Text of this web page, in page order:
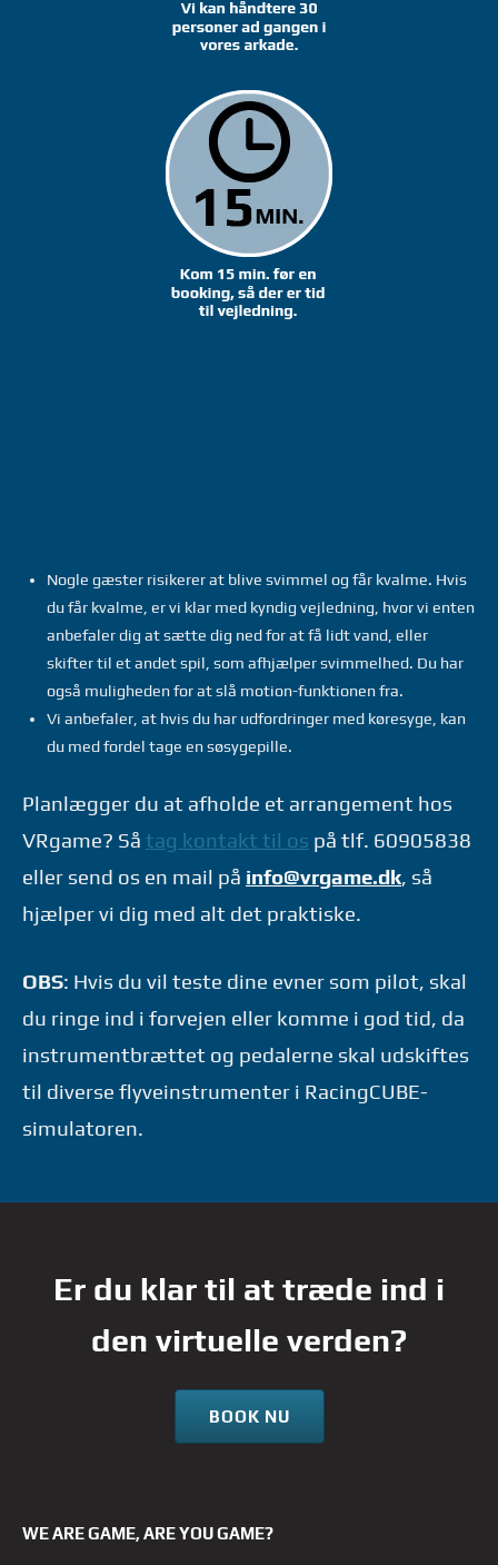
Nogle gæster risikerer at blive svimmel og får kvalme. Hvis
du får kvalme, er vi klar med kyndig vejledning, hvor vi enten
anbefaler dig at sætte dig ned for at få lidt vand, eller
skifter til et andet spil, som afhjælper svimmelhed. Du har
også muligheden for at slå motion-funktionen fra.
Vi anbefaler, at hvis du har udfordringer med køresyge, kan
du med fordel tage en søsygepille.
Planlægger du at afholde et arrangement hos
VRgame? Så tag kontakt til os på tlf. 60905838
eller send os en mail på info@vrgame.dk, så
hjælper vi dig med alt det praktiske.
OBS: Hvis du vil teste dine evner som pilot, skal
du ringe ind i forvejen eller komme i god tid, da
instrumentbrættet og pedalerne skal udskiftes
til diverse flyveinstrumenter i RacingCUBE-
simulatoren.
Er du klar til at træde ind i
den virtuelle verden?
BOOK NU
WE ARE GAME, ARE YOU GAME?